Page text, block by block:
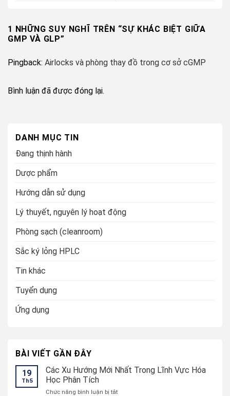
1 NHỮNG SUY NGHĨ TRÊN “SỰ KHÁC BIỆT GIỮA
GMP VÀ GLP”
Pingback: Airlocks và phòng thay đồ trong cơ sở cGMP
Bình luận đã được đóng lại.
DANH MỤC TIN
Đang thịnh hành
Dược phẩm
Hướng dẫn sử dụng
Lý thuyết, nguyên lý hoạt động
Phòng sạch (cleanroom)
Sắc ký lỏng HPLC
Tin khác
Tuyển dụng
Ứng dụng
BÀI VIẾT GẦN ĐÂY
19
Th5
Các Xu Hướng Mới Nhất Trong Lĩnh Vực Hóa
Học Phân Tích
Chức năng bình luận bị tắtở